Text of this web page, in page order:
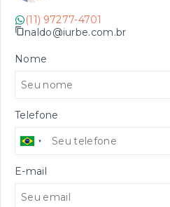
(11) 97277-4701
naldo@iurbe.com.br
Nome
Telefone
E-mail